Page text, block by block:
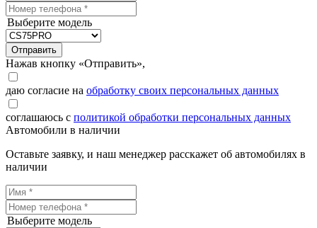
Выберите модель
Отправить
Нажав кнопку «Отправить»,
даю согласие на обработку своих персональных данных
соглашаюсь с политикой обработки персональных данных
Автомобили в наличии
Оставьте заявку, и наш менеджер расскажет об автомобилях в
наличии
Выберите модель